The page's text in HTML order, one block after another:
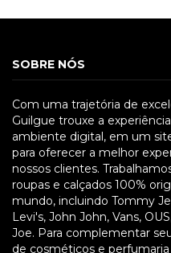
SOBRE NÓS
Com uma trajetória de
Guilgue trouxe a
ambiente digital, em um
para oferecer a melhor
nossos clientes.
roupas e calçados 100%
mundo, incluindo Tommy
Levi's, John John, Vans,
Joe. Para complementar
de cosméticos e